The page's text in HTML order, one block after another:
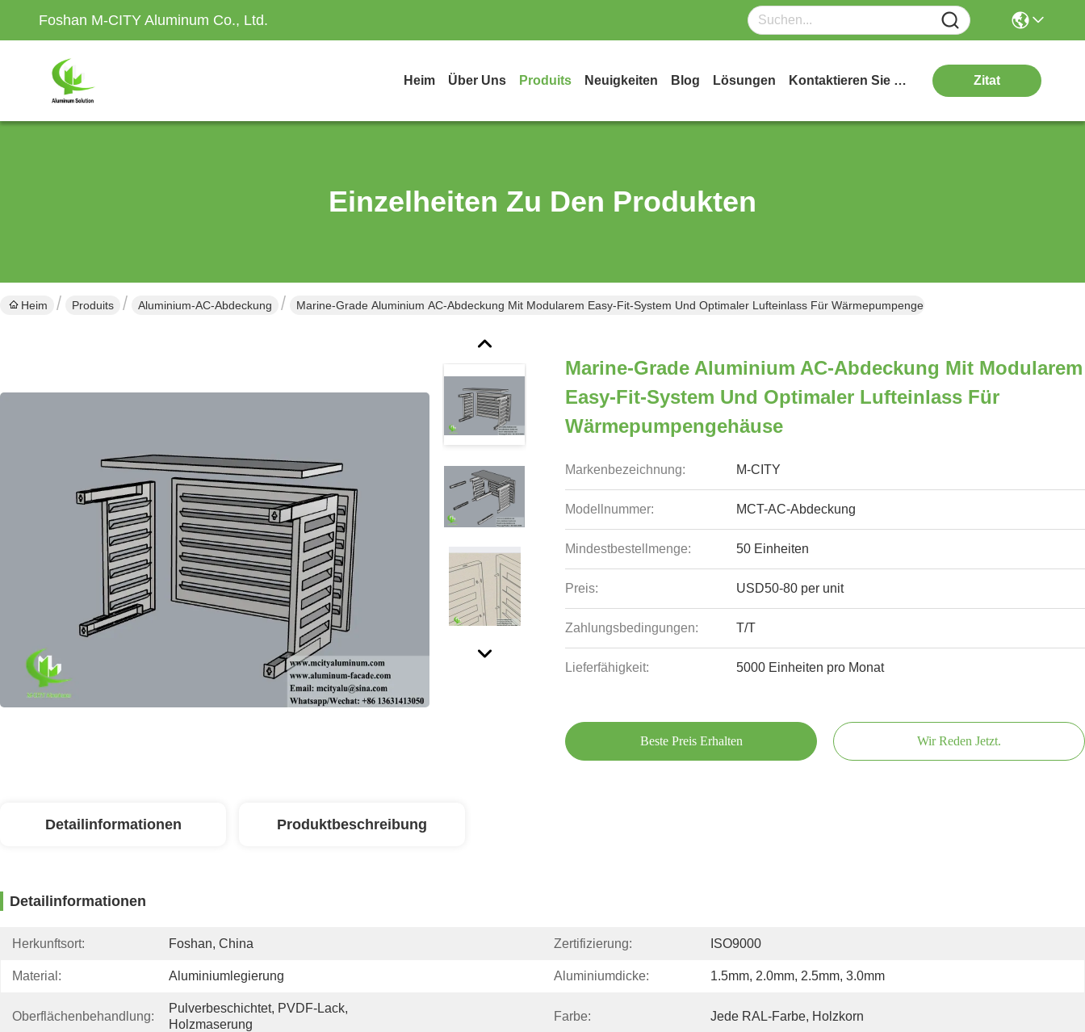
Foshan M-CITY Aluminum Co., Ltd.
Heim Über Uns Produits Neuigkeiten Blog Lösungen Kontaktieren Sie Uns Zitat
Einzelheiten Zu Den Produkten
Heim Produits Aluminium-AC-Abdeckung Marine-Grade Aluminium AC-Abdeckung Mit Modularem Easy-Fit-System Und Optimaler Lufteinlass Für Wärmepumpengehäuse
Marine-Grade Aluminium AC-Abdeckung Mit Modularem
Easy-Fit-System Und Optimaler Lufteinlass Für
Wärmepumpengehäuse
Markenbezeichnung: M-CITY
Modellnummer: MCT-AC-Abdeckung
Mindestbestellmenge: 50 Einheiten
Preis: USD50-80 per unit
Zahlungsbedingungen: T/T
Lieferfähigkeit: 5000 Einheiten pro Monat
Beste Preis Erhalten Wir Reden Jetzt.
Detailinformationen Produktbeschreibung
Detailinformationen
Herkunftsort: Foshan, China Zertifizierung: ISO9000
Material: Aluminiumlegierung Aluminiumdicke: 1.5mm, 2.0mm, 2.5mm, 3.0mm
Oberflächenbehandlung:
Pulverbeschichtet, PVDF-Lack,
Holzmaserung
Farbe: Jede RAL-Farbe, Holzkorn